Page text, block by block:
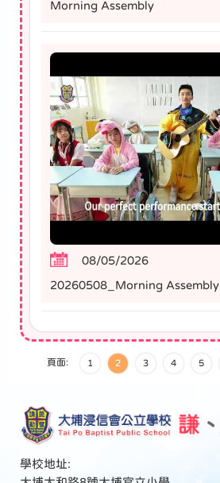
Morning Assembly
08/05/2026
20260508_Morning Assembly
頁面: 1 2 3 4 5
學校地址: